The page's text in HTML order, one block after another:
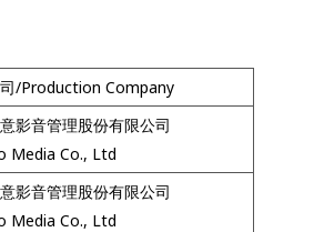
/Production Company
影音管理股份有限公司
Media Co., Ltd
影音管理股份有限公司
Media Co., Ltd